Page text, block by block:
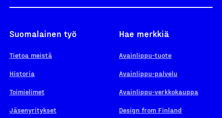
Suomalainen työ
Tietoa meistä
Historia
Toimielimet
Jäsenyritykset
Hae merkkiä
Avainlippu-tuote
Avainlippu-palvelu
Avainlippu-verkkokauppa
Design from Finland